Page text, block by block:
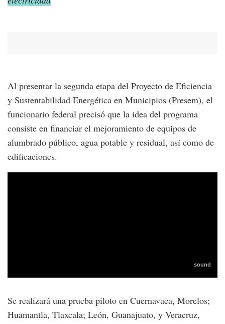
Al presentar la segunda etapa del Proyecto de Eficiencia
y Sustentabilidad Energética en Municipios (Presem), el
funcionario federal precisó que la idea del programa
consiste en financiar el mejoramiento de equipos de
alumbrado público, agua potable y residual, así como de
edificaciones.
Se realizará una prueba piloto en Cuernavaca, Morelos;
Huamantla, Tlaxcala; León, Guanajuato, y Veracruz,